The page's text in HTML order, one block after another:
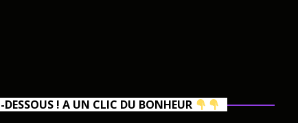
! A UN CLIC DU BONHEUR